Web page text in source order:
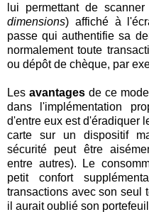
lui permettant de
dimensions) affiché à
passe qui authentifie sa
normalement toute
ou dépôt de chèque, par
Lesavantages de ce
dans l'implémentation
d'entre eux est d'éradiquer
carte sur un dispositif
sécurité peut être
entre autres). Le
petit confort
transactions avec son seul
il aurait oublié son